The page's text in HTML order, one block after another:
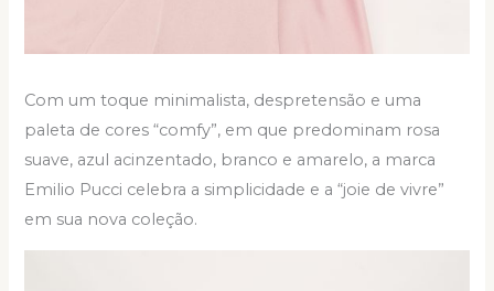
Com um toque minimalista, despretensão e uma
paleta de cores “comfy”, em que predominam rosa
suave, azul acinzentado, branco e amarelo, a marca
Emilio Pucci celebra a simplicidade e a “joie de vivre”
em sua nova coleção.